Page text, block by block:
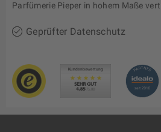
Parfümerie Pieper in hohem Maße
Geprüfter Datenschutz